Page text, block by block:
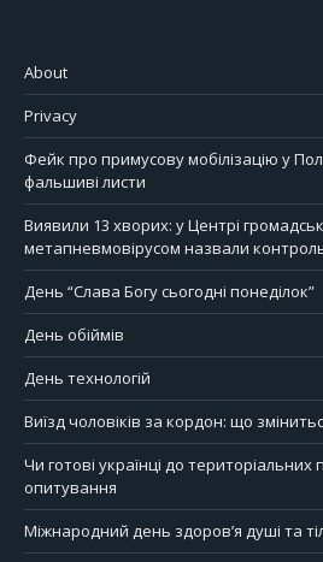
About
Privacy
Фейк про примусову мобілізацію у
фальшиві листи
Виявили 13 хворих: у Центрі
метапневмовірусом назвали
День “Слава Богу сьогодні понеділок”
День обіймів
День технологій
Виїзд чоловіків за кордон: що
Чи готові українці до
опитування
Міжнародний день здоров’я душі та